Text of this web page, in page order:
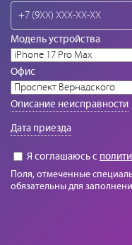
Модель устройства
Офис
Описание неисправности
Дата приезда
Я соглашаюсь с
Поля, отмеченные
обязательны для